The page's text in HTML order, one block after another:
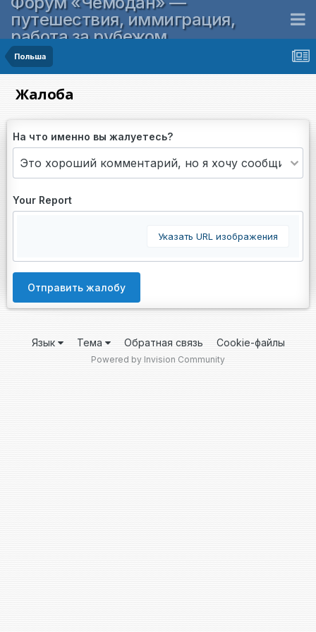
путешествия, иммиграция,
работа за рубежом
Польша
Жалоба
На что именно вы жалуетесь?
Your Report
Указать URL изображения
Отправить жалобу
Язык Тема Обратная связь Cookie-файлы
Powered by Invision Community